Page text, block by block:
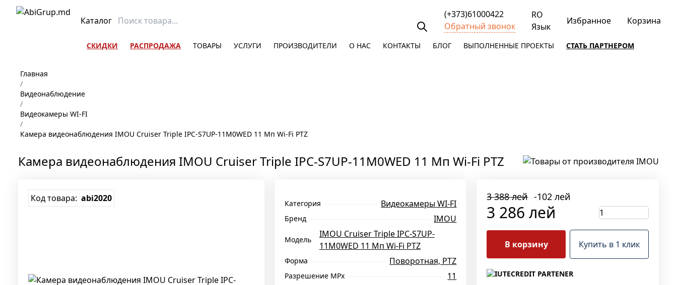
Каталог
(+373)61000422
Обратный звонок
RO
Язык
Избранное Корзина
СКИДКИ РАСПРОДАЖА ТОВАРЫ УСЛУГИ ПРОИЗВОДИТЕЛИ О НАС КОНТАКТЫ БЛОГ ВЫПОЛНЕННЫЕ ПРОЕКТЫ СТАТЬ ПАРТНЕРОМ
Главная
/
Видеонаблюдение
/
Видеокамеры WI-FI
/
Камера видеонаблюдения IMOU Cruiser Triple IPC-S7UP-11M0WED 11 Мп Wi-Fi PTZ
Камера видеонаблюдения IMOU Cruiser Triple IPC-S7UP-11M0WED 11 Мп Wi-Fi PTZ
Код товара: abi2020 Категория Видеокамеры WI-FI
Бренд IMOU
Модель
IMOU Cruiser Triple IPC-S7UP-
11M0WED 11 Мп Wi-Fi PTZ
Форма Поворотная, PTZ
Разрешение MPx 11
3 388 лей -102 лей
3 286 лей
В корзину Купить в 1 клик